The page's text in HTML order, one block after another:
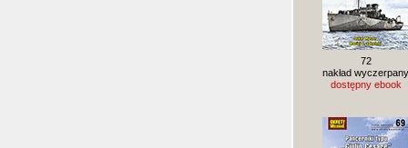
72
nakład wyczerpany
dostępny ebook